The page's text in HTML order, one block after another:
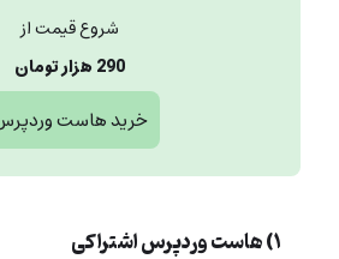
شروع قیمت از
290 هزار تومان
خرید هاست وردپرس